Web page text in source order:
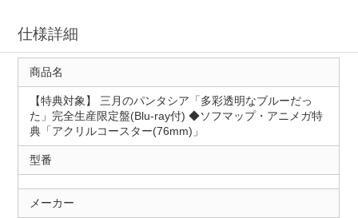
仕様詳細
商品名
【特典対象】 三月のパンタシア「多彩透明なブルーだっ
た」完全生産限定盤(Blu-ray付) ◆ソフマップ・アニメガ特
典「アクリルコースター(76mm)」
型番
メーカー